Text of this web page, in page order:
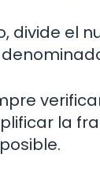
divide el
la